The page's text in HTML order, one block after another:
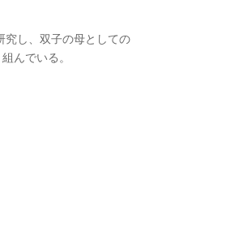
究し、双子の母としての
んでいる。